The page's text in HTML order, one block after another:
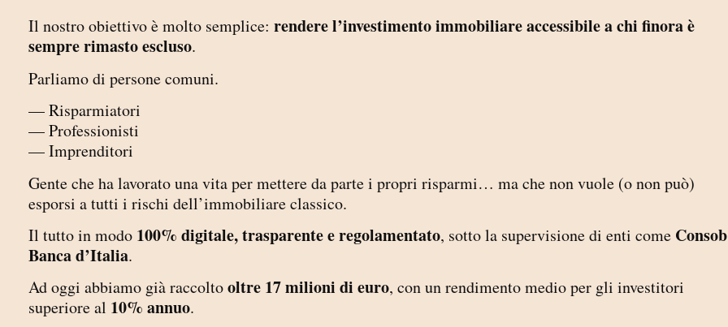
Il nostro obiettivo è molto semplice: rendere l’investimento immobiliare accessibile a chi finora è
sempre rimasto escluso.
Parliamo di persone comuni.
— Risparmiatori
— Professionisti
— Imprenditori
Gente che ha lavorato una vita per mettere da parte i propri risparmi… ma che non vuole (o non può)
esporsi a tutti i rischi dell’immobiliare classico.
Il tutto in modo 100% digitale, trasparente e regolamentato, sotto la supervisione di enti come
Banca d’Italia.
Ad oggi abbiamo già raccoltooltre 17 milioni di euro, con un rendimento medio per gli investitori
superiore al 10% annuo.